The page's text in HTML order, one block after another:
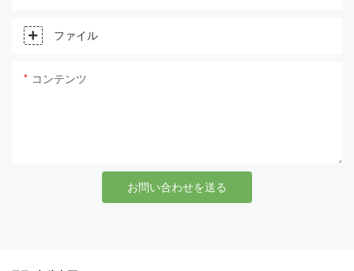
ファイル
コンテンツ
お問い合わせを送る